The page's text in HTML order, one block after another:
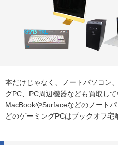
本だけじゃなく、ノートパソコン
グPC、PC周辺機器なども買取し
MacBookやSurfaceなどのノート
どのゲーミングPCはブックオフ